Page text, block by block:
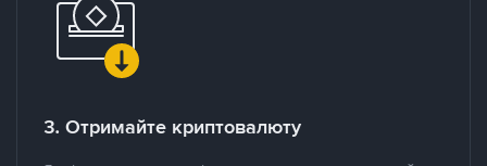
3. Отримайте криптовалюту